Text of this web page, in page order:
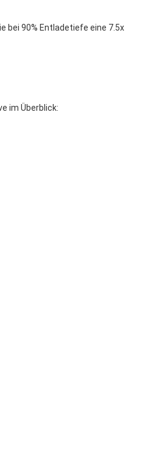
bei 90% Entladetiefe eine 7.5x
im Überblick: